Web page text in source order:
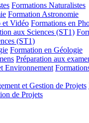
Formations Naturalistes
Formation Astronomie
et Vidéo Formations en
aux Sciences (ST1)
(ST1)
Formation en Géologie
Préparation aux
Environnement
et Gestion de Projets
de Projets